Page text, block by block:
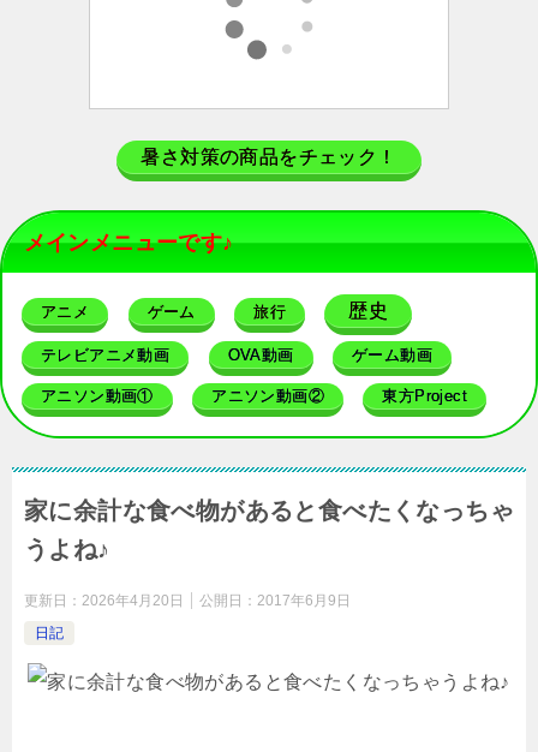
暑さ対策の商品をチェック！
メインメニューです♪
アニメ ゲーム 旅行 歴史
テレビアニメ動画 OVA動画 ゲーム動画
アニソン動画① アニソン動画② 東方Project
家に余計な食べ物があると食べたくなっちゃ
うよね♪
更新日： 2026年4月20日 公開日： 2017年6月9日
日記